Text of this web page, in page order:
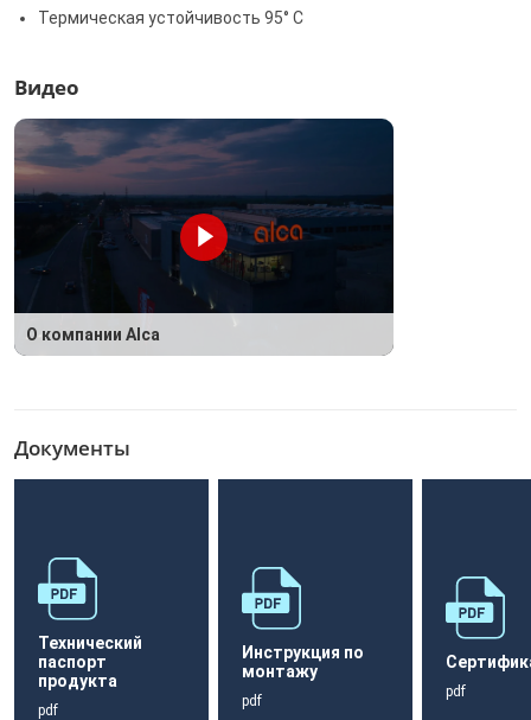
Термическая устойчивость 95° С
Видео
О компании Alca
Документы
Технический
паспорт
продукта
pdf
Инструкция по
монтажу
pdf
pdf